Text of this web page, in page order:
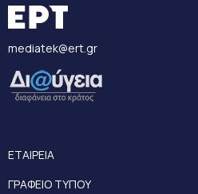
mediatek@ert.gr
ΕΤΑΙΡΕΙΑ
ΓΡΑΦΕΙΟ ΤΥΠΟΥ